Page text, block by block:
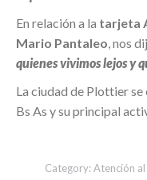
En relación a la tarjeta
Mario Pantaleo, nos
quienes vivimos lejos y
La ciudad de Plottier
Bs As y su principal
Category:Atención